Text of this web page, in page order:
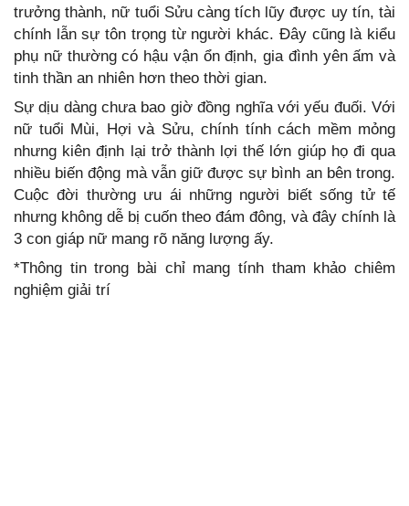
trưởng thành, nữ tuổi Sửu càng tích lũy được uy tín, tài
chính lẫn sự tôn trọng từ người khác. Đây cũng là kiểu
phụ nữ thường có hậu vận ổn định, gia đình yên ấm và
tinh thần an nhiên hơn theo thời gian.
Sự dịu dàng chưa bao giờ đồng nghĩa với yếu đuối. Với
nữ tuổi Mùi, Hợi và Sửu, chính tính cách mềm mỏng
nhưng kiên định lại trở thành lợi thế lớn giúp họ đi qua
nhiều biến động mà vẫn giữ được sự bình an bên trong.
Cuộc đời thường ưu ái những người biết sống tử tế
nhưng không dễ bị cuốn theo đám đông, và đây chính là
3 con giáp nữ mang rõ năng lượng ấy.
*Thông tin trong bài chỉ mang tính tham khảo chiêm
nghiệm giải trí